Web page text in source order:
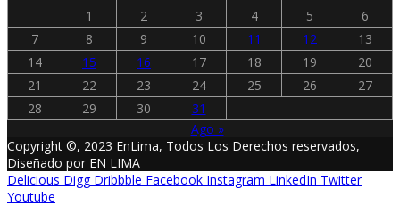
1 2 3 4 5
6
7
8 9 10 11 12
13
14
15 16 17 18 19
20
21
22 23 24 25 26
27
28
29 30
31
Ago »
Copyright ©, 2023 EnLima, Todos Los Derechos reservados,
Diseñado por EN LIMA
Delicious Digg Dribbble Facebook Instagram LinkedIn Twitter
Youtube